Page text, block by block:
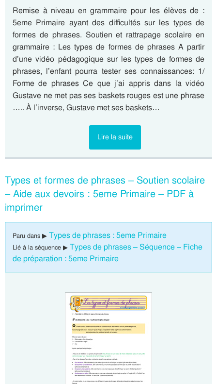
Remise à niveau en grammaire pour les élèves de :
5eme Primaire ayant des difficultés sur les types de
formes de phrases. Soutien et rattrapage scolaire en
grammaire : Les types de formes de phrases A partir
d’une vidéo pédagogique sur les types de formes de
phrases, l’enfant pourra tester ses connaissances: 1/
Forme de phrases Ce que j’ai appris dans la vidéo
Gustave ne met pas ses baskets rouges est une phrase
….. À l’inverse, Gustave met ses baskets…
Lire la suite
Types et formes de phrases – Soutien scolaire
– Aide aux devoirs : 5eme Primaire – PDF à
imprimer
Paru dans ▶ Types de phrases : 5eme Primaire
Lié à la séquence ▶ Types de phrases – Séquence – Fiche
de préparation : 5eme Primaire